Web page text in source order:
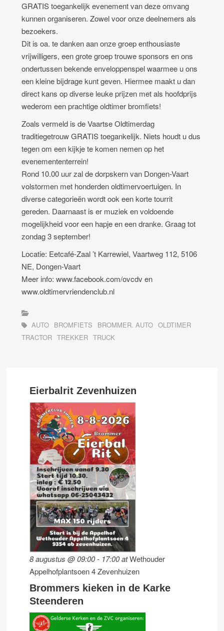
GRATIS toegankelijk evenement van deze omvang
kunnen organiseren. Zowel voor onze deelnemers als
bezoekers.
Dit is oa. te danken aan onze groep enthousiaste
vrijwilligers, een grote groep trouwe sponsors en ons
ondertussen bekende enveloppenspel waarmee u ons
een kleine bijdrage kunt geven. Hiermee maakt u dan
direct kans op diverse leuke prijzen met als hoofdprijs
wederom een prachtige oldtimer bromfiets!
Zoals vermeld is de Vaartse Oldtimerdag
traditiegetrouw GRATIS toegankelijk. Niets houdt u dus
tegen om een kijkje te komen nemen op het
evenemententerrein!
Rond 10.00 uur zal de dorpskern van Dongen-Vaart
volstormen met honderden oldtimervoertuigen. In
diverse categorieën wordt ook een korte tourrit
gereden. Daarnaast is er muziek en voldoende
mogelijkheid voor een hapje en een dranke. Graag tot
zondag 3 september!
Locatie: Eetcafé-Zaal ’t Karrewiel, Vaartweg 112, 5106
NE, Dongen-Vaart
Meer info: www.facebook.com/ovcdv en
www.oldtimervriendenclub.nl
AUTO BROMFIETS BROMMER. AUTO OLDTIMER
TRACTOR TREKKER TRUCK
Eierbalrit Zevenhuizen
8 augustus @ 09:00- 17:00atWethouder
Appelhofplantsoen 4 Zevenhuizen
Brommers kieken in de Karke
Steenderen